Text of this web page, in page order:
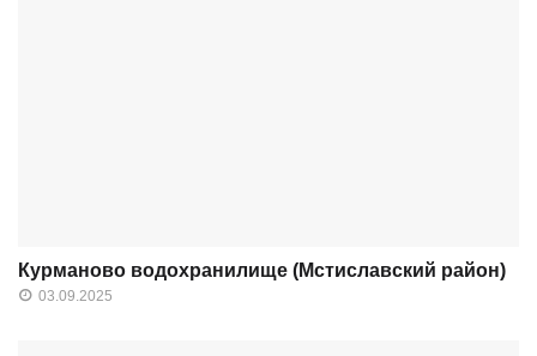
Курманово водохранилище (Мстиславский район)
03.09.2025